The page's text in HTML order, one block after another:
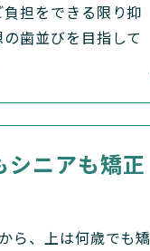
担をできる限り抑
歯並びを目指して
シニアも矯正
ら、上は何歳でも矯